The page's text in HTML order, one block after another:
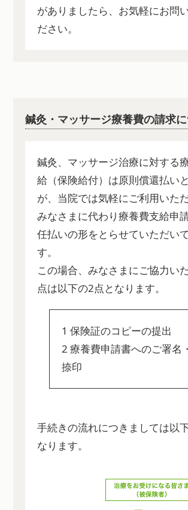
がありましたら、お気軽にお問
ださい。
鍼灸・マッサージ療養費の請求
鍼灸、マッサージ治療に対する
給（保険給付）は原則償還払い
が、当院では気軽にご利用いただ
みなさまに代わり療養費支給申
任払いの形をとらせていただい
す。
この場合、みなさまにご協力い
点は以下の2点となります。
1 保険証のコピーの提出
2 療養費申請書へのご署名
捺印
手続きの流れにつきましては以
なります。